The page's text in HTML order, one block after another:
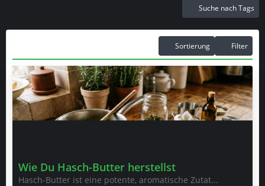
Suche nach Tags
Sortierung Filter
Wie Du Hasch-Butter herstellst
Hasch-Butter ist eine potente, aromatische Zutat...